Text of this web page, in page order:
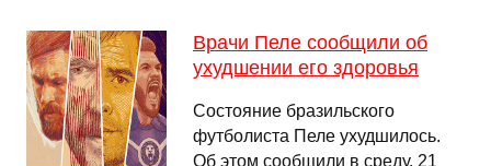
Врачи Пеле сообщили об
ухудшении его здоровья
Состояние бразильского
футболиста Пеле ухудшилось.
Об этом сообщили в среду, 21